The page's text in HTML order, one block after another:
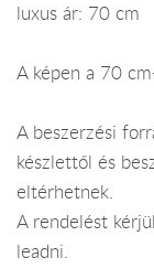
luxus ár: 70 cm
A képen a 70
A beszerzési
készlettől és
eltérhetnek.
A rendelést
leadni.